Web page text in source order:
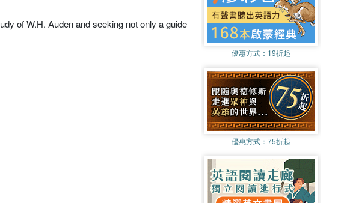
of W.H. Auden and seeking not only a guide
優惠方式： 19折起
優惠方式： 75折起